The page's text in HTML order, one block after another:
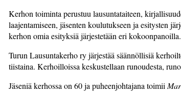
Kerhon toiminta perustuu lausuntataiteen,
laajentamiseen, jäsenten koulutukseen ja esitysten
kerhon omia esityksiä järjestetään eri kokoonpanoilla.
Turun Lausuntakerho ry järjestää säännöllisiä
tiistaina. Kerhoilloissa keskustellaan runoudesta,
Jäseniä kerhossa on 60 ja puheenjohtajana toimii